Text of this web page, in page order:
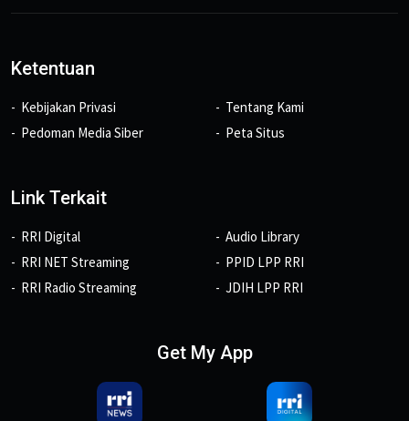
Ketentuan
Kebijakan Privasi
Pedoman Media Siber
Tentang Kami
Peta Situs
Link Terkait
RRI Digital
RRI NET Streaming
RRI Radio Streaming
Audio Library
PPID LPP RRI
JDIH LPP RRI
Get My App